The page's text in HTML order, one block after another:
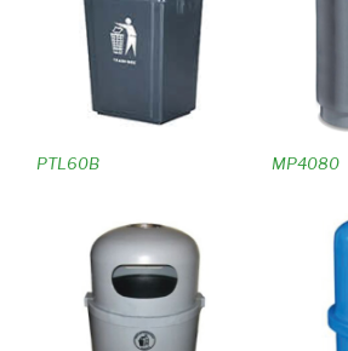
PTL60B MP4080